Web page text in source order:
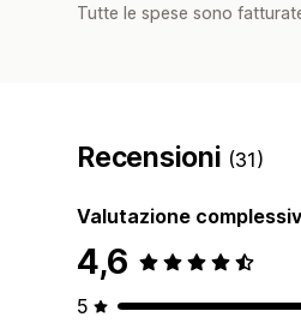
Tutte le spese sono
Recensioni (31)
Valutazione
4,6
5